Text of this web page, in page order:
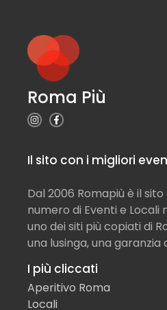
Roma Più
Il sito con i migliori
Dal 2006 Romapiù è il
numero di Eventi e Locali
uno dei siti più copiati di
una lusinga, una garanzia
I più cliccati
Aperitivo Roma
Locali